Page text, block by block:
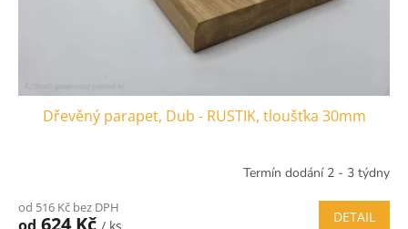
Dřevěný parapet, Dub - RUSTIK, tloušťka 30mm
Termín dodání 2 - 3 týdny
od 516 Kč bez DPH
624 Kč DETAIL